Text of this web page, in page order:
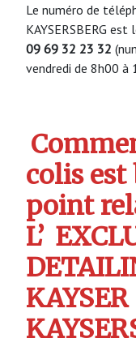
Le numéro de
KAYSERSBERG est
09 69 32 23 32
vendredi de 8h00 à
colis est
point
L’
KAYSER